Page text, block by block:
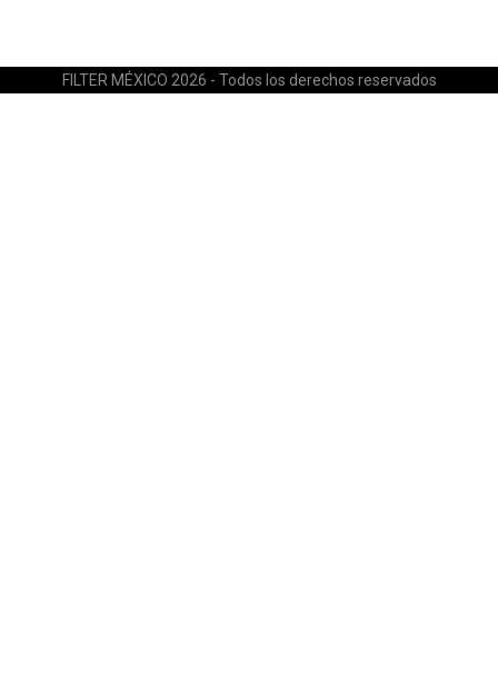
FILTER MÉXICO 2026 - Todos los derechos reservados